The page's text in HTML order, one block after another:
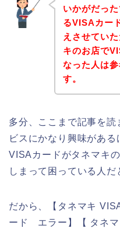
いかがだっ
るVISAカー
えさせてい
キのお店で
なった人は
す。
多分、ここまで記事を
ビスにかなり興味があ
VISAカードがタネマキ
しまって困っている人だ
だから、【タネマキ
ード エラー】【 タネ